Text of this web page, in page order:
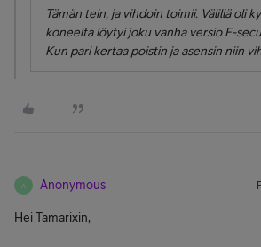
Tämän tein, ja vihdoin toimii. Välillä oli
koneelta löytyi joku vanha versio F-
Kun pari kertaa poistin ja asensin niin
A Anonymous
Hei Tamarixin,